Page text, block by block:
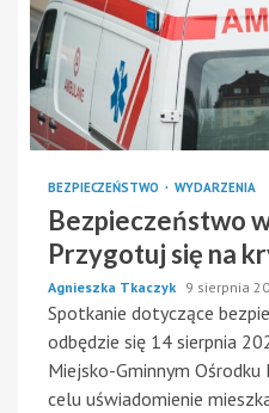
BEZPIECZEŃSTWO WYDARZENIA
Bezpieczeństwo
Przygotuj się na
Agnieszka Tkaczyk 9 sierpnia
Spotkanie dotyczące
odbędzie się 14 sierpnia
Miejsko-Gminnym
celu uświadomienie